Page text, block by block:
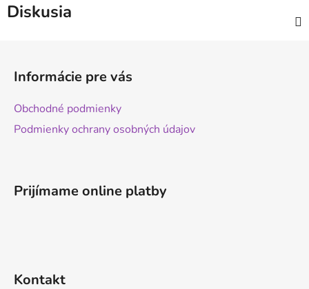
Diskusia
Informácie pre vás
Obchodné podmienky
Podmienky ochrany osobných údajov
Prijímame online platby
Kontakt